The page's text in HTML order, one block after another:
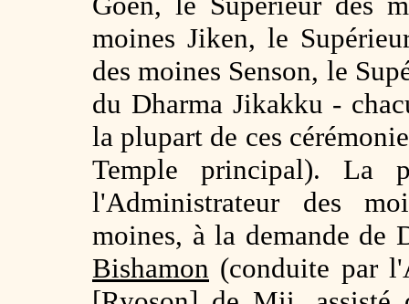
moines Jiken, le
des moines Senson, le
du Dharma Jikakku -
la plupart de ces
Temple principal). La
l'Administrateur des
moines, à la demande de
Bishamon (conduite par